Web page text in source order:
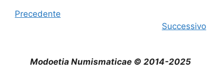
Precedente
Successivo
Modoetia Numismaticae © 2014-2025